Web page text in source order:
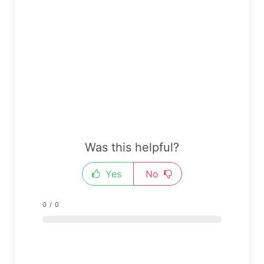
Was this helpful?
Yes No
0 / 0